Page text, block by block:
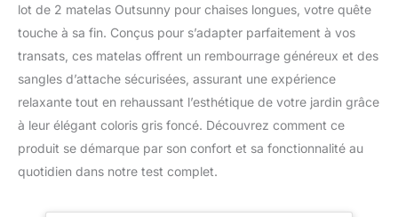
lot de 2 matelas Outsunny pour chaises longues, votre quête
touche à sa fin. Conçus pour s’adapter parfaitement à vos
transats, ces matelas offrent un rembourrage généreux et des
sangles d’attache sécurisées, assurant une expérience
relaxante tout en rehaussant l’esthétique de votre jardin grâce
à leur élégant coloris gris foncé. Découvrez comment ce
produit se démarque par son confort et sa fonctionnalité au
quotidien dans notre test complet.